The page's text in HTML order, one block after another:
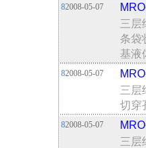
82008-05-07
三层
条袋
基液
82008-05-07
三层
切穿
82008-05-07
三层